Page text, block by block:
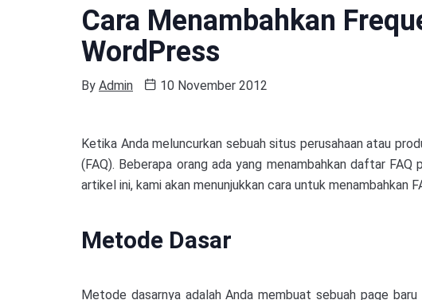
Cara Menambahkan
WordPress
By Admin 10 November 2012
Ketika Anda meluncurkan sebuah situs perusahaan atau
(FAQ). Beberapa orang ada yang menambahkan daftar
artikel ini, kami akan menunjukkan cara untuk menambahkan
Metode Dasar
Metode dasarnya adalah Anda membuat sebuah page